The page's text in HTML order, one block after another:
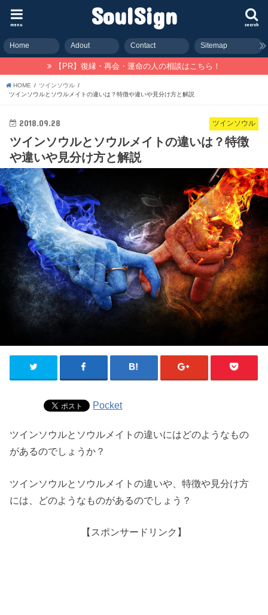
SoulSign search
menu
Home Adout Contact Sitemap
【PR】復縁・再会・運命の人の相談はこちら！
HOME
ツインソウル
ツインソウルとソウルメイトの違いは？特徴や違いや見分け方と解説
ツインソウル
2018.09.28
ツインソウルとソウルメイトの違いは？特徴
や違いや見分け方と解説
Pocket
ツインソウルとソウルメイトの違いにはどのようなもの
があるのでしょうか？
ツインソウルとソウルメイトの違いや、特徴や見分け方
には、どのようなものがあるのでしょう？
【スポンサードリンク】